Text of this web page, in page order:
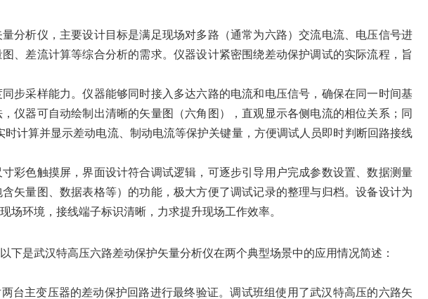
分析仪，主要设计目标是满足现场对多路（通常为六路）交流电流、电压信号进
、差流计算等综合分析的需求。仪器设计紧密围绕差动保护调试的实际流程，旨
步采样能力。仪器能够同时接入多达六路的电流和电压信号，确保在同一时间基
仪器可自动绘制出清晰的矢量图（六角图），直观显示各侧电流的相位关系；同
计算并显示差动电流、制动电流等保护关键量，方便调试人员即时判断回路接线
彩色触摸屏，界面设计符合调试逻辑，可逐步引导用户完成参数设置、数据测量
矢量图、数据表格等）的功能，极大方便了调试记录的整理与归档。设备设计为
环境，接线端子标识清晰，力求提升现场工作效率。
下是武汉特高压六路差动保护矢量分析仪在两个典型场景中的应用情况简述：
台主变压器的差动保护回路进行最终验证。调试班组使用了武汉特高压的六路矢